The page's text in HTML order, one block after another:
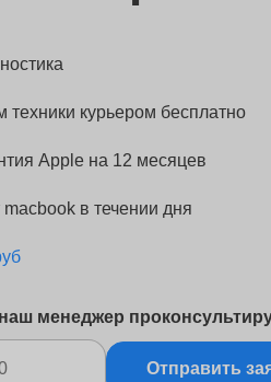
техники курьером бесплатно
Apple на 12 месяцев
в течении дня
наш менеджер